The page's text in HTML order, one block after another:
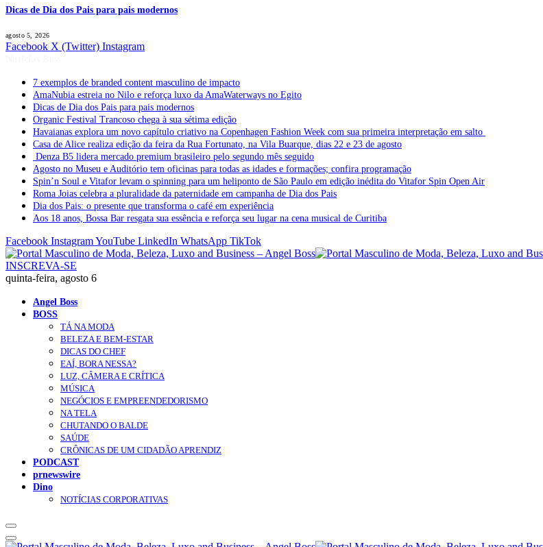
Dicas de Dia dos Pais para pais modernos
agosto 5, 2026
Facebook X (Twitter) Instagram
7 exemplos de branded content masculino de impacto
AmaNubia estreia no Nilo e reforça luxo da AmaWaterways no Egito
Dicas de Dia dos Pais para pais modernos
Organic Festival Trancoso chega à sua sétima edição
Havaianas explora um novo capítulo criativo na Copenhagen Fashion Week com sua primeira interpretação em salto
Casa de Alice realiza edição da feira da Rua Fortunato, na Vila Buarque, dias 22 e 23 de agosto
Denza B5 lidera mercado premium brasileiro pelo segundo mês seguido
Agosto no Museu e Auditório tem oficinas para todas as idades e formações; confira programação
Spin’n Soul e Vitafor levam o spinning para um heliponto de São Paulo em edição inédita do Vitafor Spin Open Air
Roma Joias celebra a pluralidade da paternidade em campanha de Dia dos Pais
Dia dos Pais: o presente que transforma o café em experiência
Aos 18 anos, Bossa Bar resgata sua essência e reforça seu lugar na cena musical de Curitiba
Facebook InstagramYouTube LinkedIn WhatsApp TikTok
INSCREVA-SE
quinta-feira, agosto 6
Angel Boss
BOSS
TÁ NA MODA
BELEZA E BEM-ESTAR
DICAS DO CHEF
EAÍ, BORA NESSA?
LUZ, CÂMERA E CRÍTICA
MÚSICA
NEGÓCIOS E EMPREENDEDORISMO
NA TELA
CHUTANDO O BALDE
SAÚDE
CRÔNICAS DE UM CIDADÃO APRENDIZ
PODCAST
prnewswire
Dino
NOTÍCIAS CORPORATIVAS